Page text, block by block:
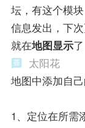
坛，有这个模
信息发出，下
就在地图显示了
太阳花
地图中添加自
1、定位在所需